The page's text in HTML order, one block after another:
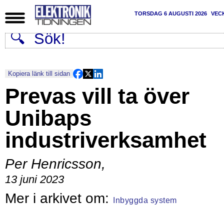
TORSDAG 6 AUGUSTI 2026
Kopiera länk till sidan
Prevas vill ta över
Unibaps
industriverksamhet
Per Henricsson,
13 juni 2023
Inbyggda system